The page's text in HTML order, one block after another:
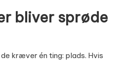
bliver sprøde
kræver én ting: plads. Hvis